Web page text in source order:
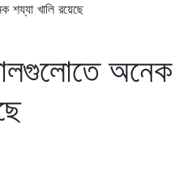
শয্যা খালি রয়েছে
অনেক